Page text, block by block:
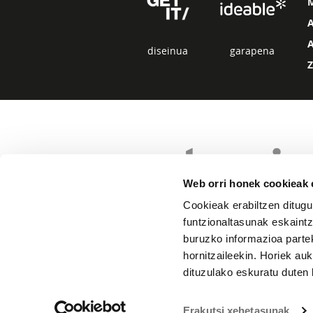
Web orri honek cookieak
Cookieak erabiltzen
funtzionaltasunak
buruzko informazioa
hornitzaileekin. Horiek
dituzulako eskuratu
Erakutsi xehetasunak
diseinua garapena